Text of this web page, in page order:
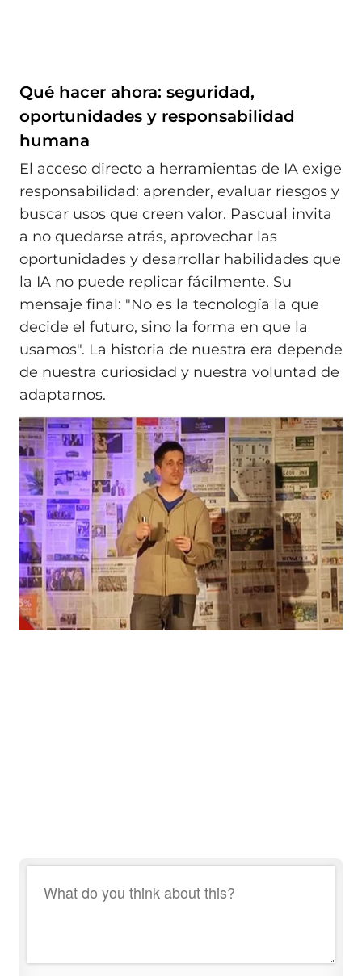
Qué hacer ahora: seguridad,
oportunidades y responsabilidad
humana
El acceso directo a herramientas de IA exige
responsabilidad: aprender, evaluar riesgos y
buscar usos que creen valor. Pascual invita
a no quedarse atrás, aprovechar las
oportunidades y desarrollar habilidades que
la IA no puede replicar fácilmente. Su
mensaje final: "No es la tecnología la que
decide el futuro, sino la forma en que la
usamos". La historia de nuestra era depende
de nuestra curiosidad y nuestra voluntad de
adaptarnos.